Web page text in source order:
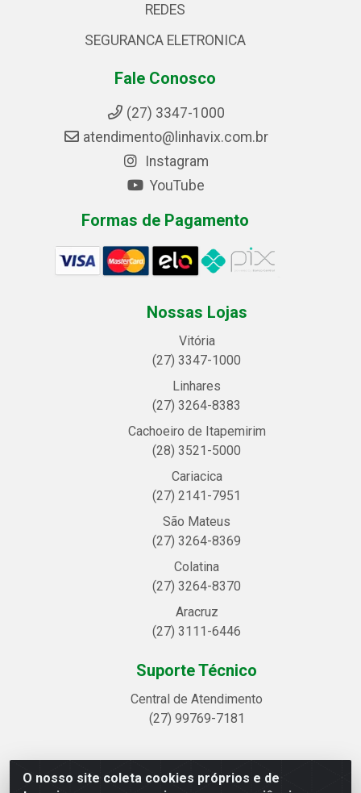
O nosso site coleta cookies próprios e de
REDES
SEGURANCA ELETRONICA
Fale Conosco
(27) 3347-1000
atendimento@linhavix.com.br
Instagram
YouTube
Formas de Pagamento
Nossas Lojas
Vitória
(27) 3347-1000
Linhares
(27) 3264-8383
Cachoeiro de Itapemirim
(28) 3521-5000
Cariacica
(27) 2141-7951
São Mateus
(27) 3264-8369
Colatina
(27) 3264-8370
Aracruz
(27) 3111-6446
Suporte Técnico
Central de Atendimento
(27) 99769-7181
Linhavix Distribuidora LTDA - Avenida Alegre, 2521 -